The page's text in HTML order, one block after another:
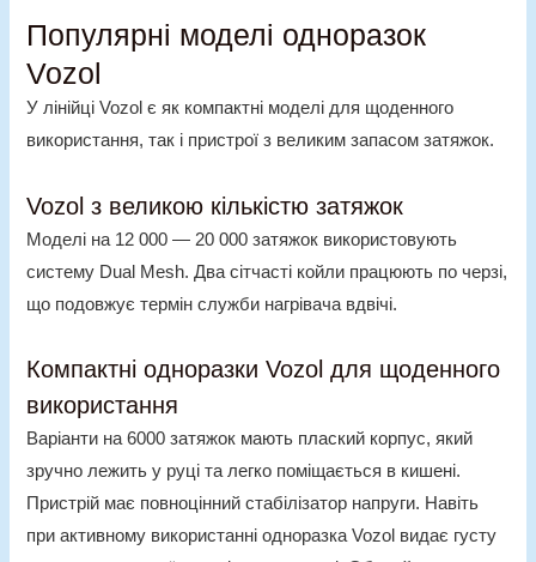
Популярні моделі одноразок
Vozol
У лінійці Vozol є як компактні моделі для щоденного
використання, так і пристрої з великим запасом затяжок.
Vozol з великою кількістю затяжок
Моделі на 12 000 — 20 000 затяжок використовують
систему Dual Mesh. Два сітчасті койли працюють по черзі,
що подовжує термін служби нагрівача вдвічі.
Компактні одноразки Vozol для щоденного
використання
Варіанти на 6000 затяжок мають плаский корпус, який
зручно лежить у руці та легко поміщається в кишені.
Пристрій має повноцінний стабілізатор напруги. Навіть
при активному використанніодноразка Vozol видає густу